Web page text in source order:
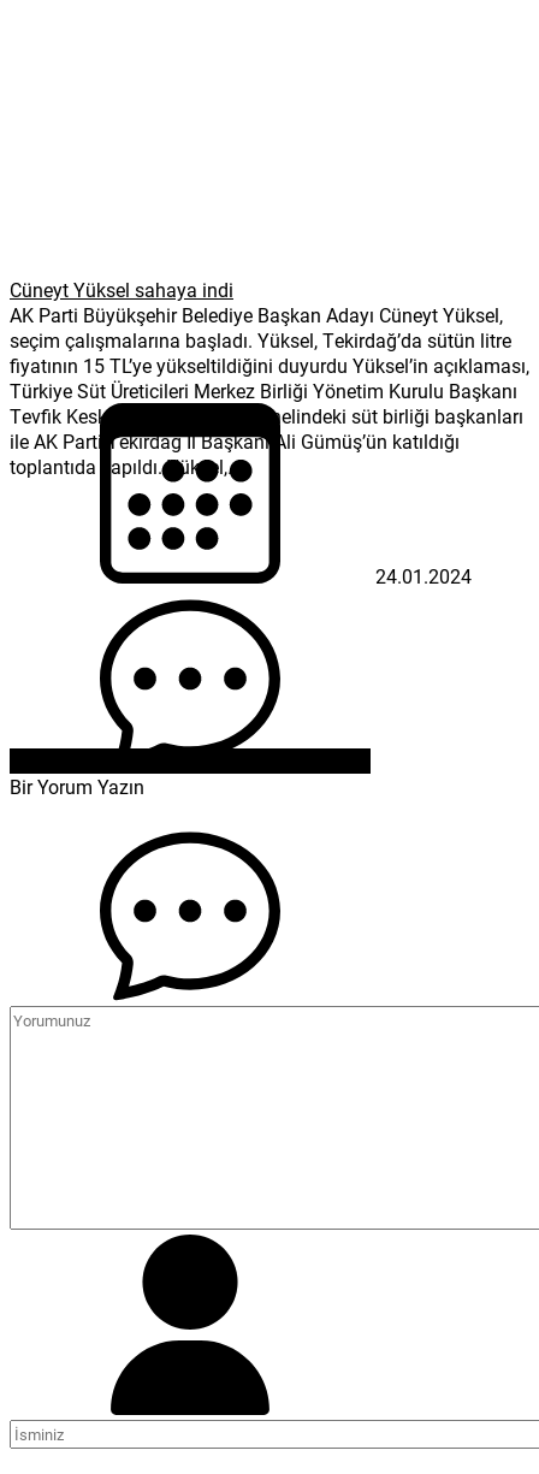
Cüneyt Yüksel sahaya indi
AK Parti Büyükşehir Belediye Başkan Adayı Cüneyt Yüksel,
seçim çalışmalarına başladı. Yüksel, Tekirdağ’da sütün litre
fiyatının 15 TL’ye yükseltildiğini duyurdu Yüksel’in açıklaması,
Türkiye Süt Üreticileri Merkez Birliği Yönetim Kurulu Başkanı
Tevfik Keskin ve Tekirdağ’ın genelindeki süt birliği başkanları
ile AK Parti Tekirdağ İl Başkanı Ali Gümüş’ün katıldığı
toplantıda yapıldı. Yüksel,...
24.01.2024
Bir Yorum Yazın